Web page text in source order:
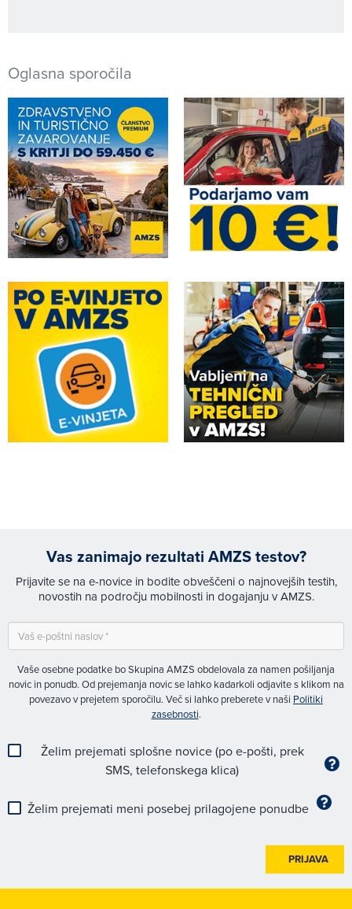
Oglasna sporočila
Vas zanimajo rezultati AMZS testov?
Prijavite se na e-novice in bodite obveščeni o najnovejših testih,
novostih na področju mobilnosti in dogajanju v AMZS.
Vaše osebne podatke bo Skupina AMZS obdelovala za namen pošiljanja
novic in ponudb. Od prejemanja novic se lahko kadarkoli odjavite s klikom na
povezavo v prejetem sporočilu. Več si lahko preberete v naši Politiki
zasebnosti.
Želim prejemati splošne novice (po e-pošti, prek
SMS, telefonskega klica)
Želim prejemati meni posebej prilagojene ponudbe
PRIJAVA